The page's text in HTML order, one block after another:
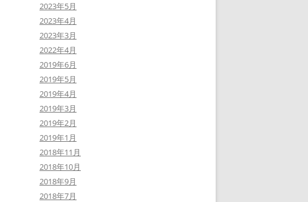
2023年5月
2023年4月
2023年3月
2022年4月
2019年6月
2019年5月
2019年4月
2019年3月
2019年2月
2019年1月
2018年11月
2018年10月
2018年9月
2018年7月